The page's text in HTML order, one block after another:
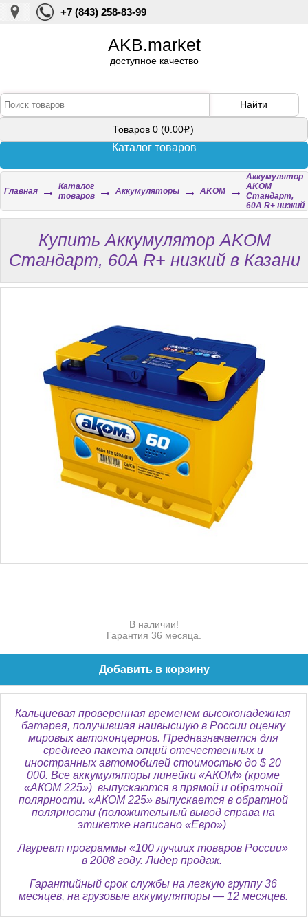
+7 (843) 258-83-99
AKB.market
доступное качество
Найти
Товаров 0 (0.00i)
Каталог товаров
Главная →
Каталог
товаров
→ Аккумуляторы → AKOM →
Аккумулятор
AKOM
Стандарт,
60A R+ низкий
Купить Аккумулятор AKOM
Стандарт, 60A R+ низкий в Казани
В наличии!
Гарантия 36 месяца.
Добавить в корзину
Кальциевая проверенная временем высоконадежная
батарея, получившая наивысшую в России оценку
мировых автоконцернов. Предназначается для
среднего пакета опций отечественных и
иностранных автомобилей стоимостью до $ 20
000. Все аккумуляторы линейки «АКОМ» (кроме
«АКОМ 225») выпускаются в прямой и обратной
полярности. «АКОМ 225» выпускается в обратной
полярности (положительный вывод справа на
этикетке написано «Евро»)
Лауреат программы «100 лучших товаров России»
в 2008 году. Лидер продаж.
Гарантийный срок службы на легкую группу 36
месяцев, на грузовые аккумуляторы — 12 месяцев.